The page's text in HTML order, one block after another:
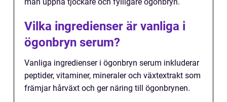
man uppnå tjockare och fylligare ögonbryn.
Vilka ingredienser är vanliga i
ögonbryn serum?
Vanliga ingredienser i ögonbryn serum inkluderar
peptider, vitaminer, mineraler och växtextrakt som
främjar hårväxt och ger näring till ögonbrynen.